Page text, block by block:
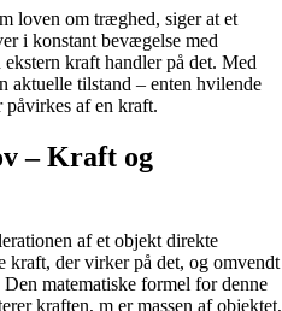
loven om træghed, siger at et
i konstant bevægelse med
kraft handler på det. Med
aktuelle tilstand – enten hvilende
af en kraft.
– Kraft og
af et objekt direkte
kraft, der virker på det, og omvendt
matematiske formel for denne
kraften, m er massen af objektet,